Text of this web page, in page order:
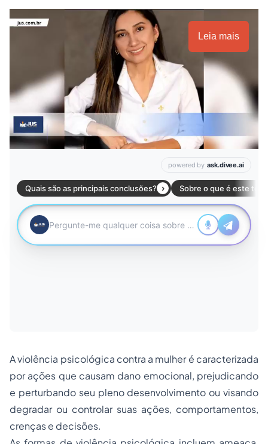
Leia mais
A violência psicológica contra a mulher é caracterizada
por ações que causam dano emocional, prejudicando
e perturbando seu pleno desenvolvimento ou visando
degradar ou controlar suas ações, comportamentos,
crenças e decisões.